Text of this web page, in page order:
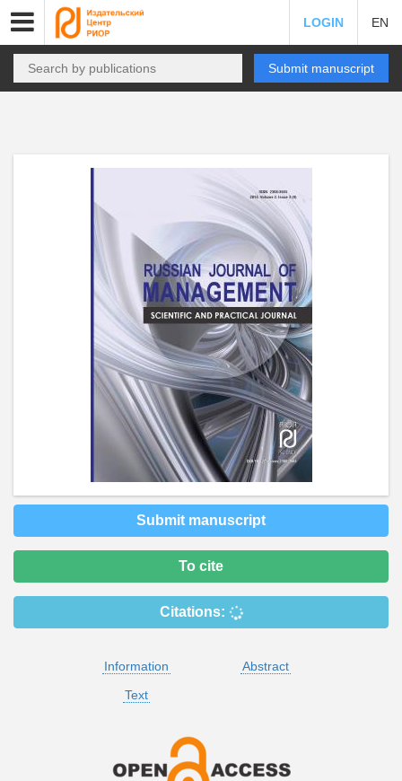
LOGIN EN
Submit manuscript
Submit manuscript
To cite
Citations:
Information
Abstract
Text